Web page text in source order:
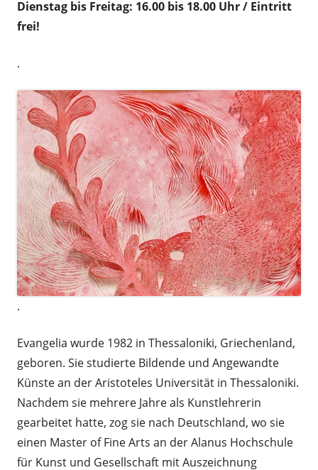
Dienstag bis Freitag: 16.00 bis 18.00 Uhr / Eintritt
frei!
.
.
Evangelia wurde 1982 in Thessaloniki, Griechenland,
geboren. Sie studierte Bildende und Angewandte
Künste an der Aristoteles Universität in Thessaloniki.
Nachdem sie mehrere Jahre als Kunstlehrerin
gearbeitet hatte, zog sie nach Deutschland, wo sie
einen Master of Fine Arts an der Alanus Hochschule
für Kunst und Gesellschaft mit Auszeichnung